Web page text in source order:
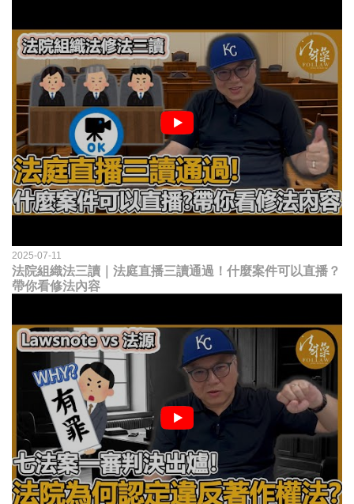
2025-07-11
法院組織法三讀｜法庭直播三讀通過！什麼案件可以直播？
帶你看修法內容